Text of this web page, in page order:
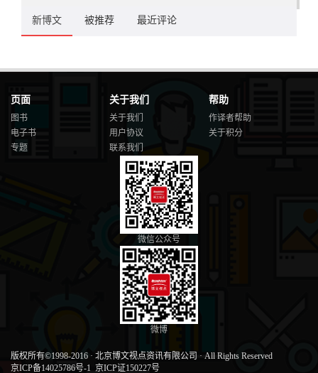
新博文 被推荐 最近评论
页面
图书
电子书
专题
关于我们
关于我们
用户协议
联系我们
帮助
作译者帮助
关于积分
微信公众号
微博
版权所有©1998-2016 · 北京博文视点资讯有限公司 · All Rights Reserved
京ICP备14025786号-1 京ICP证150227号